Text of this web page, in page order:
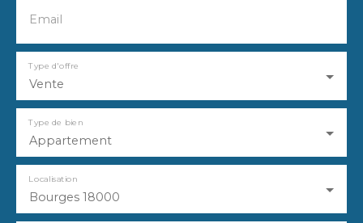
Email
Vente
Type d'offre
Appartement
Type de bien
Bourges 18000
Localisation